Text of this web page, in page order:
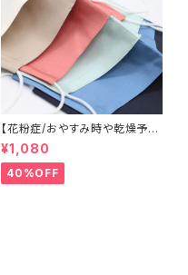
【花粉症/おやすみ時や乾燥予防
に】米沢織シルクマスク
¥1,080
40%OFF